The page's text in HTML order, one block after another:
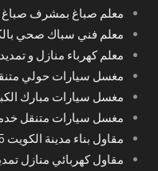
معلم صباغ بمشرف
معلم فني سباك صحي
معلم كهرباء منازل و
مغسل سيارات حولي
مغسل سيارات مبارك
مغسل سيارات متنقل
مقاول بناء مدينة الكويت 66406055
مقاول كهربائي منازل